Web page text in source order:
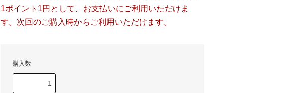
1ポイント1円として、お支払いにご利用いただけま
す。次回のご購入時からご利用いただけます。
購入数